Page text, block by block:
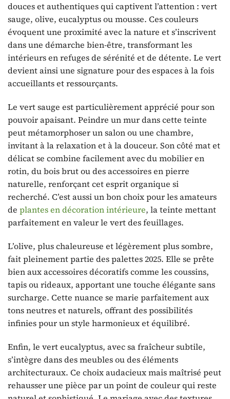
douces et authentiques qui captivent l’attention : vert
sauge, olive, eucalyptus ou mousse. Ces couleurs
évoquent une proximité avec la nature et s’inscrivent
dans une démarche bien-être, transformant les
intérieurs en refuges de sérénité et de détente. Le vert
devient ainsi une signature pour des espaces à la fois
accueillants et ressourçants.
Le vert sauge est particulièrement apprécié pour son
pouvoir apaisant. Peindre un mur dans cette teinte
peut métamorphoser un salon ou une chambre,
invitant à la relaxation et à la douceur. Son côté mat et
délicat se combine facilement avec du mobilier en
rotin, du bois brut ou des accessoires en pierre
naturelle, renforçant cet esprit organique si
recherché. C’est aussi un bon choix pour les amateurs
de plantes en décoration intérieure, la teinte mettant
parfaitement en valeur le vert des feuillages.
L’olive, plus chaleureuse et légèrement plus sombre,
fait pleinement partie des palettes 2025. Elle se prête
bien aux accessoires décoratifs comme les coussins,
tapis ou rideaux, apportant une touche élégante sans
surcharge. Cette nuance se marie parfaitement aux
tons neutres et naturels, offrant des possibilités
infinies pour un style harmonieux et équilibré.
Enfin, le vert eucalyptus, avec sa fraîcheur subtile,
s’intègre dans des meubles ou des éléments
architecturaux. Ce choix audacieux mais maîtrisé peut
rehausser une pièce par un point de couleur qui reste